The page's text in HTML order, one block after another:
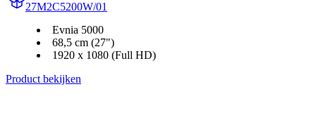
27M2C5200W/01
Evnia 5000
68,5 cm (27")
1920 x 1080 (Full HD)
Product bekijken